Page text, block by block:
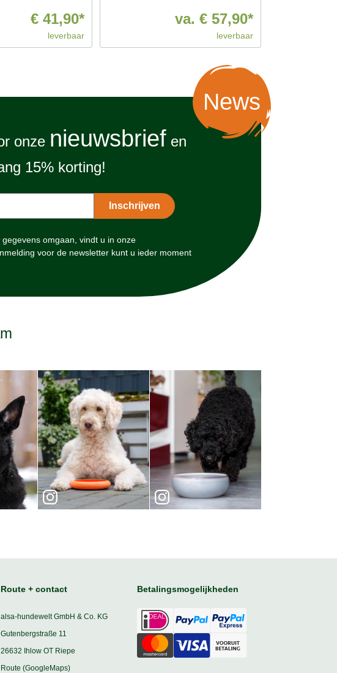
€ 41,90*
leverbaar
va. € 57,90*
leverbaar
News
onze nieuwsbriefen
15% korting!
omgaan, vindt u in onze
voor de newsletter kunt u ieder moment
Route + contact
alsa-hundewelt GmbH & Co. KG
Gutenbergstraße 11
26632 Ihlow OT Riepe
Route (GoogleMaps)
Betalingsmogelijkheden